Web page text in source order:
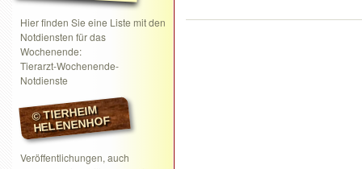
Hier finden Sie eine Liste mit den
Notdiensten für das
Wochenende:
Tierarzt-Wochenende-
Notdienste
© TIERHEIM
HELENENHOF
Veröffentlichungen, auch